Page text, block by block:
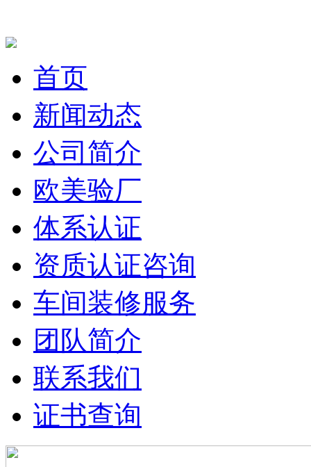
首页
新闻动态
公司简介
欧美验厂
体系认证
资质认证咨询
车间装修服务
团队简介
联系我们
证书查询